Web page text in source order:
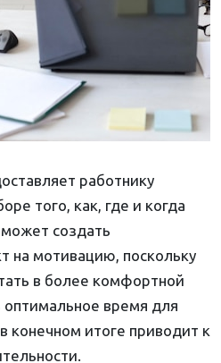
работнику
того, как, где и когда
создать
на мотивацию, поскольку
в более комфортной
оптимальное время для
конечном итоге приводит к